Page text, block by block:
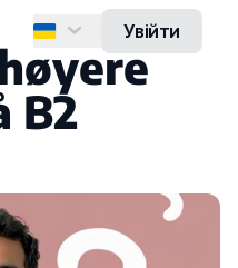
English
Українська
Увійти
B2